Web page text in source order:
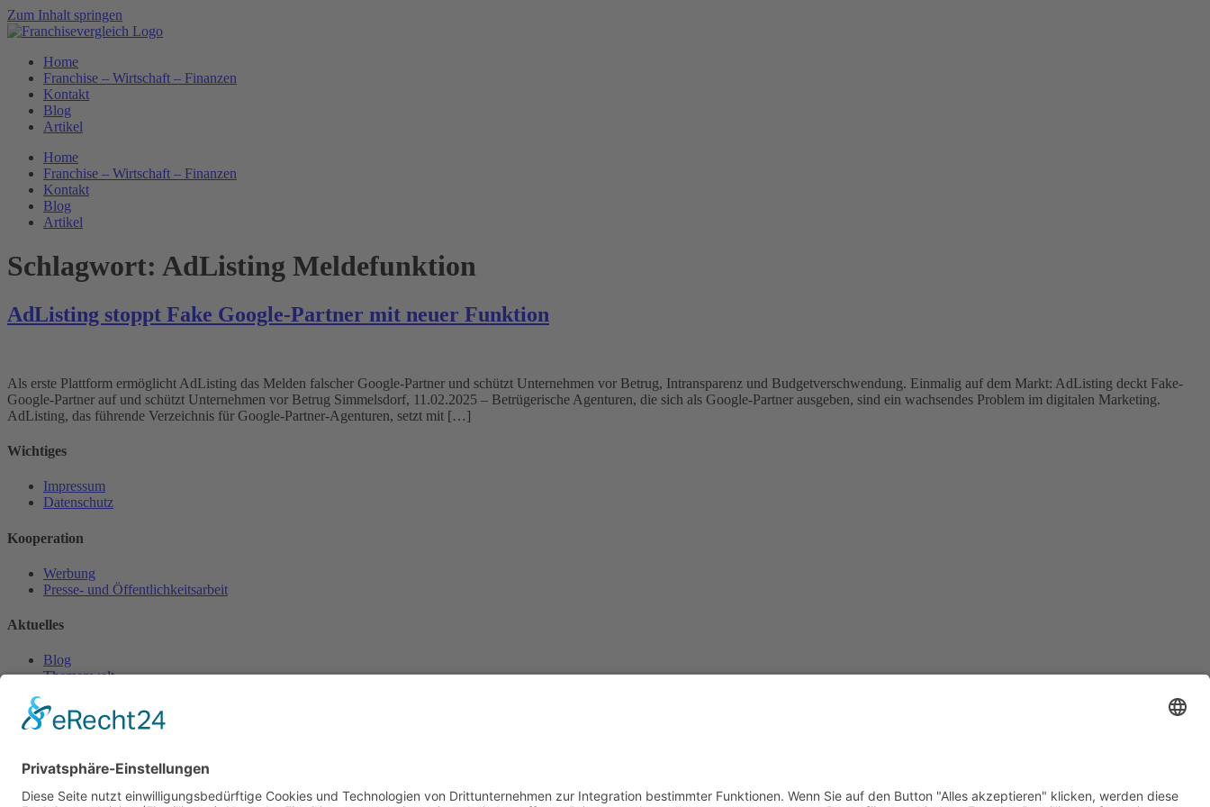
Zum Inhalt springen
Home
Franchise – Wirtschaft – Finanzen
Kontakt
Blog
Artikel
Home
Franchise – Wirtschaft – Finanzen
Kontakt
Blog
Artikel
Schlagwort: AdListing Meldefunktion
AdListing stoppt Fake Google-Partner mit neuer Funktion
Als erste Plattform ermöglicht AdListing das Melden falscher Google-Partner und schützt Unternehmen vor Betrug, Intransparenz und Budgetverschwendung. Einmalig auf dem Markt: AdListing deckt Fake-
Google-Partner auf und schützt Unternehmen vor Betrug Simmelsdorf, 11.02.2025 – Betrügerische Agenturen, die sich als Google-Partner ausgeben, sind ein wachsendes Problem im digitalen Marketing.
AdListing, das führende Verzeichnis für Google-Partner-Agenturen, setzt mit […]
Wichtiges
Impressum
Datenschutz
Kooperation
Werbung
Presse- und Öffentlichkeitsarbeit
Aktuelles
Blog
Themenwelt
Zertifikat
© 2023 Franchisevergleich.eu